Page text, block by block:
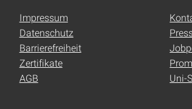
Impressum
Datenschutz
Barrierefreiheit
Zertifikate
AGB
Uni-